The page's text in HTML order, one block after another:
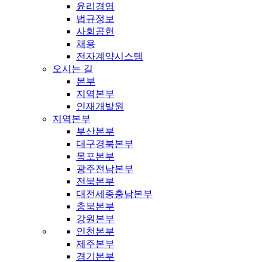
윤리경영
법규정보
사회공헌
채용
전자계약시스템
오시는 길
본부
지역본부
인재개발원
지역본부
부산본부
대구경북본부
목포본부
광주전남본부
전북본부
대전세종충남본부
충북본부
강원본부
인천본부
제주본부
경기본부